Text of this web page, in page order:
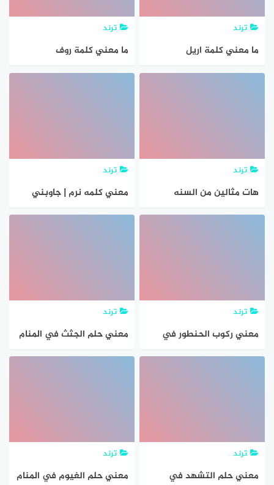
ترند
ما معني كلمة اريل
ترند
ما معني كلمة روف
ترند
هات مثالين من السنه
النبويه تقرر فيها العقيد
ترند
معني كلمه نرم | جاوبني
هوست
ترند
معني ركوب الحنطور في
المنام بالتفصيل
ترند
معني حلم الجثث في المنام
بالتفصيل
ترند
معني حلم التشهد في
ترند
معني حلم الغيوم في المنام